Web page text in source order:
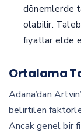
dönemlerde
olabilir.
fiyatlar elde
Ortalama
Adana’dan
belirtilen
Ancak genel bir